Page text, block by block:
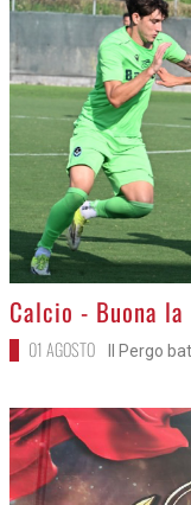
>
Calcio - Buona
01 AGOSTO Il Pergo